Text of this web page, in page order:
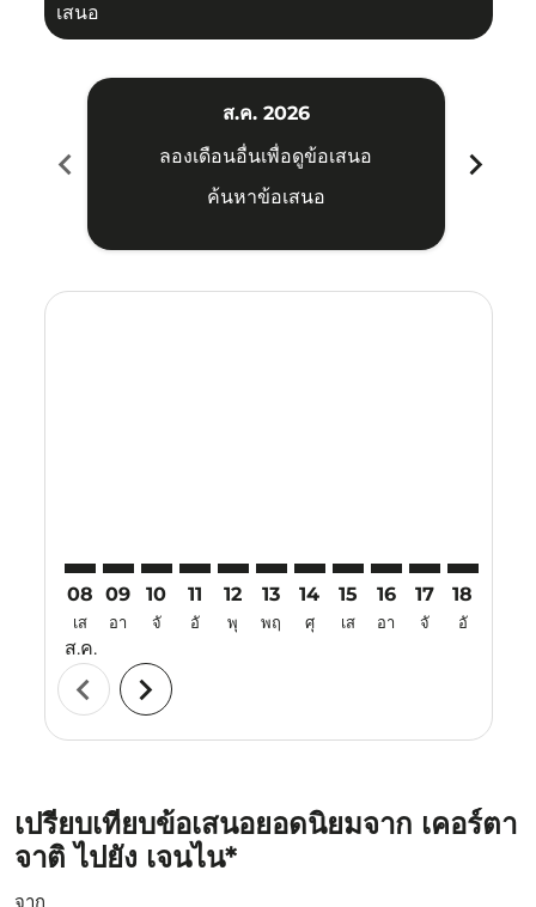
เสนอ
chevron_left
ส.ค. 2026
ลองเดือนอื่นเพื่อดูข้อเสนอ
ค้นหาข้อเสนอ
chevron_right
08
เส
ส.ค.
09
อา
10
จั
11
อั
12
พุ
13
พฤ
14
ศุ
15
เส
16
อา
17
จั
18
อั
chevron_left chevron_right
เปรียบเทียบข้อเสนอยอดนิยมจาก เคอร์ตา
จาติ ไปยัง เจนไน*
จาก